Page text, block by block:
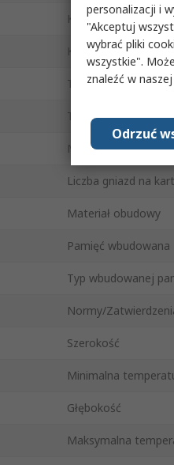
Kompatybilny
Klasa IP
Typ magistrali
Typ portu
Maksymalne
Liczba gniazd na
Materiał obudowy
Pamięć wbudowana
Typ wbudowanej
Normy/
Szerokość
Minimalna
Głębokość
Maksymalna
personalizacji i
"Akceptuj
wybrać pliki
wszystkie".
znaleźć w naszej
Odrzuć